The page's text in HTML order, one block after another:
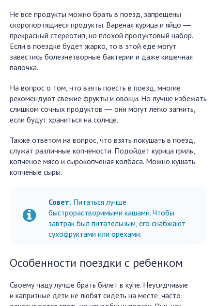
Не все продукты можно брать в поезд, запрещены
скоропортящиеся продукты. Вареная курица и яйцо ―
прекрасный стереотип, но плохой продуктовый набор.
Если в поездке будет жарко, то в этой еде могут
завестись болезнетворные бактерии и даже кишечная
палочка.
На вопрос о том, что взять поесть в поезд, многие
рекомендуют свежие фрукты и овощи. Но лучше избежать
слишком сочных продуктов ― они могут легко загнить,
если будут храниться на солнце.
Также ответом на вопрос, что взять покушать в поезд,
служат различные копчености. Подойдет курица гриль,
копченое мясо и сырокопченая колбаса. Можно кушать
копченые сыры.
Совет. Питаться лучше
быстрорастворимыми кашами. Чтобы
завтрак был питательным, его снабжают
сухофруктами или орехами.
Особенности поездки с ребенком
Своему чаду лучше брать билет в купе. Неусидчивые
и капризные дети не любят сидеть на месте, часто